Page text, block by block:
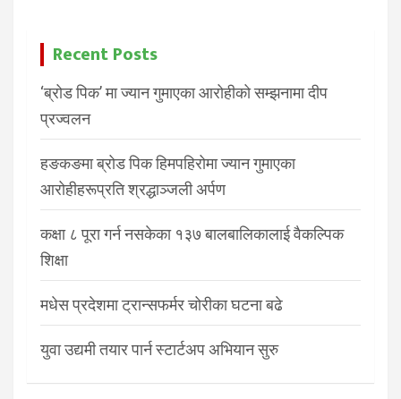
Recent Posts
‘ब्रोड पिक’ मा ज्यान गुमाएका आरोहीको सम्झनामा दीप
प्रज्वलन
हङकङमा ब्रोड पिक हिमपहिरोमा ज्यान गुमाएका
आरोहीहरूप्रति श्रद्धाञ्जली अर्पण
कक्षा ८ पूरा गर्न नसकेका १३७ बालबालिकालाई वैकल्पिक
शिक्षा
मधेस प्रदेशमा ट्रान्सफर्मर चोरीका घटना बढे
युवा उद्यमी तयार पार्न स्टार्टअप अभियान सुरु